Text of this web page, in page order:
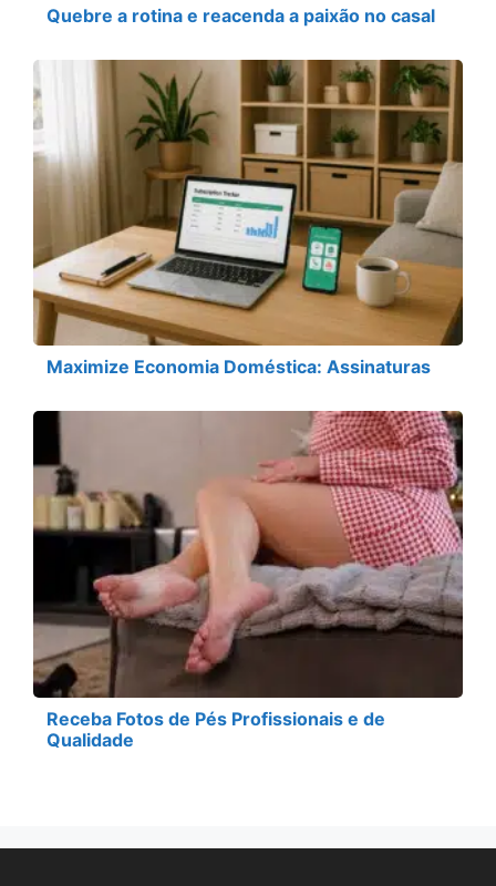
Quebre a rotina e reacenda a paixão no casal
Maximize Economia Doméstica: Assinaturas
Receba Fotos de Pés Profissionais e de
Qualidade